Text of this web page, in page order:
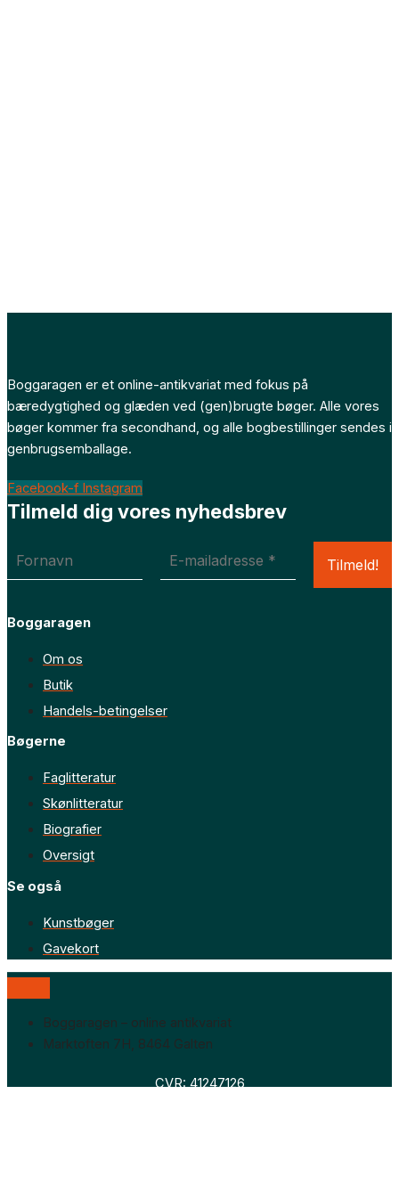
Boggaragen er et online-antikvariat med fokus på
bæredygtighed og glæden ved (gen)brugte bøger. Alle vores
bøger kommer fra secondhand, og alle bogbestillinger sendes i
genbrugsemballage.
Facebook-f Instagram
Tilmeld dig vores nyhedsbrev
Boggaragen
Om os
Butik
Handels-betingelser
Bøgerne
Faglitteratur
Skønlitteratur
Biografier
Oversigt
Se også
Kunstbøger
Gavekort
Boggaragen – online antikvariat
Marktoften 7H, 8464 Galten
CVR: 41247126